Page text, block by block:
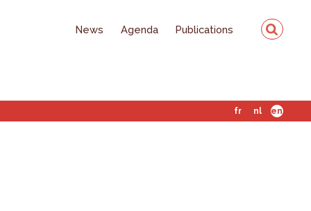
News Agenda Publications
fr nl en